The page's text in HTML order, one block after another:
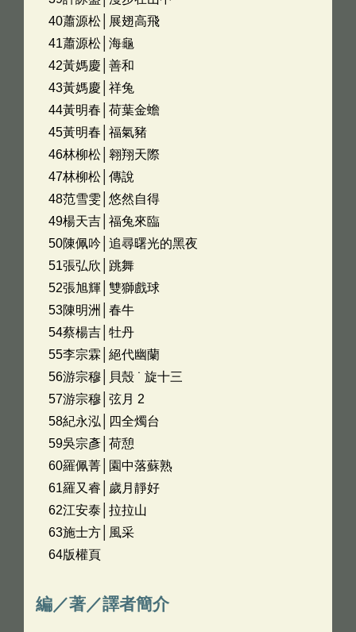
40蕭源松│展翅高飛
41蕭源松│海龜
42黃媽慶│善和
43黃媽慶│祥兔
44黃明春│荷葉金蟾
45黃明春│福氣豬
46林柳松│翱翔天際
47林柳松│傳說
48范雪雯│悠然自得
49楊天吉│福兔來臨
50陳佩吟│追尋曙光的黑夜
51張弘欣│跳舞
52張旭輝│雙獅戲球
53陳明洲│春牛
54蔡楊吉│牡丹
55李宗霖│絕代幽蘭
56游宗穆│貝殼 ˙ 旋十三
57游宗穆│弦月 2
58紀永泓│四全燭台
59吳宗彥│荷憩
60羅佩菁│園中落蘇熟
61羅又睿│歲月靜好
62江安泰│拉拉山
63施士方│風采
64版權頁
編／著／譯者簡介